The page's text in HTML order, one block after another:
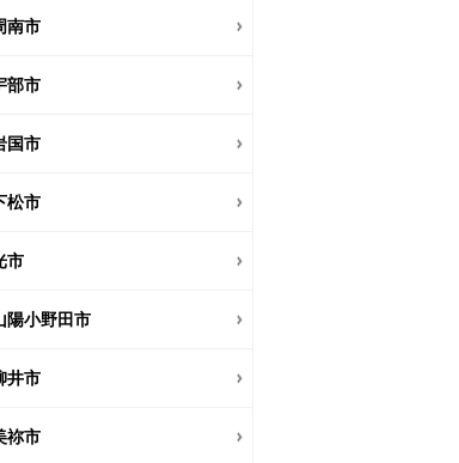
南市
部市
国市
松市
市
陽小野田市
井市
祢市